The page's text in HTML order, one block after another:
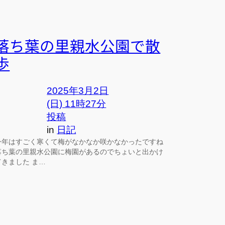
ち葉の里親水公園で散
2025年3月2日
(日) 11時27分
投稿
in 日記
年はすごく寒くて梅がなかなか咲かなかったですね
ち葉の里親水公園に梅園があるのでちょいと出かけ
きました ま…